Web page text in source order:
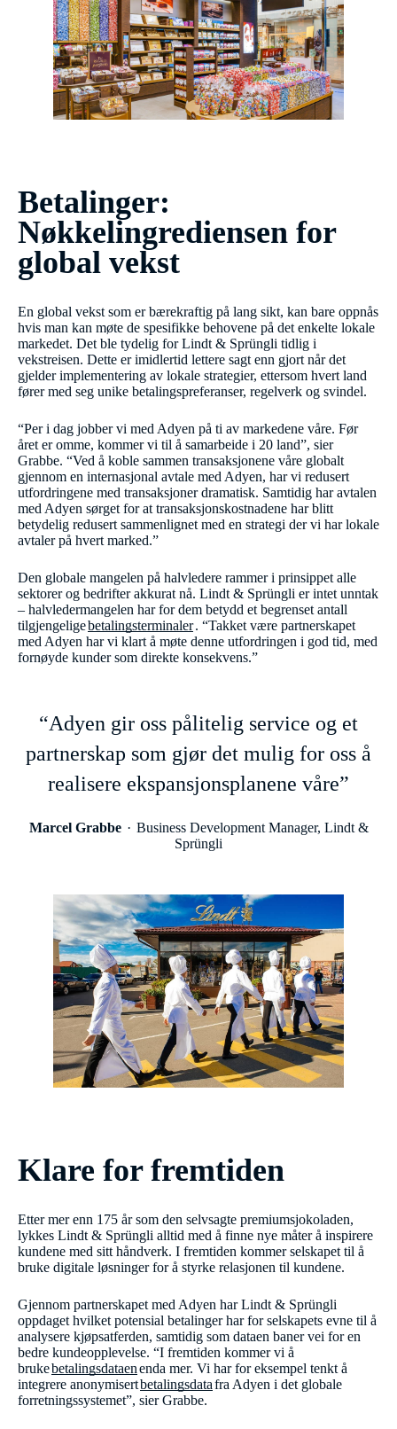
Betalinger:
Nøkkelingrediensen for
global vekst
En global vekst som er bærekraftig på lang sikt, kan bare oppnås
hvis man kan møte de spesifikke behovene på det enkelte lokale
markedet. Det ble tydelig for Lindt & Sprüngli tidlig i
vekstreisen. Dette er imidlertid lettere sagt enn gjort når det
gjelder implementering av lokale strategier, ettersom hvert land
fører med seg unike betalingspreferanser, regelverk og svindel.
“Per i dag jobber vi med Adyen på ti av markedene våre. Før
året er omme, kommer vi til å samarbeide i 20 land”, sier
Grabbe. “Ved å koble sammen transaksjonene våre globalt
gjennom en internasjonal avtale med Adyen, har vi redusert
utfordringene med transaksjoner dramatisk. Samtidig har avtalen
med Adyen sørget for at transaksjonskostnadene har blitt
betydelig redusert sammenlignet med en strategi der vi har lokale
avtaler på hvert marked.”
Den globale mangelen på halvledere rammer i prinsippet alle
sektorer og bedrifter akkurat nå. Lindt & Sprüngli er intet unntak
– halvledermangelen har for dem betydd et begrenset antall
tilgjengeligebetalingsterminaler. “Takket være partnerskapet
med Adyen har vi klart å møte denne utfordringen i god tid, med
fornøyde kunder som direkte konsekvens.”
“Adyen gir oss pålitelig service og et
partnerskap som gjør det mulig for oss å
realisere ekspansjonsplanene våre”
Marcel Grabbe
Business Development Manager, Lindt &
Sprüngli
Klare for fremtiden
Etter mer enn 175 år som den selvsagte premiumsjokoladen,
lykkes Lindt & Sprüngli alltid med å finne nye måter å inspirere
kundene med sitt håndverk. I fremtiden kommer selskapet til å
bruke digitale løsninger for å styrke relasjonen til kundene.
Gjennom partnerskapet med Adyen har Lindt & Sprüngli
oppdaget hvilket potensial betalinger har for selskapets evne til å
analysere kjøpsatferden, samtidig som dataen baner vei for en
bedre kundeopplevelse. “I fremtiden kommer vi å
brukebetalingsdataenenda mer. Vi har for eksempel tenkt å
integrere anonymisertbetalingsdatafra Adyen i det globale
forretningssystemet”, sier Grabbe.